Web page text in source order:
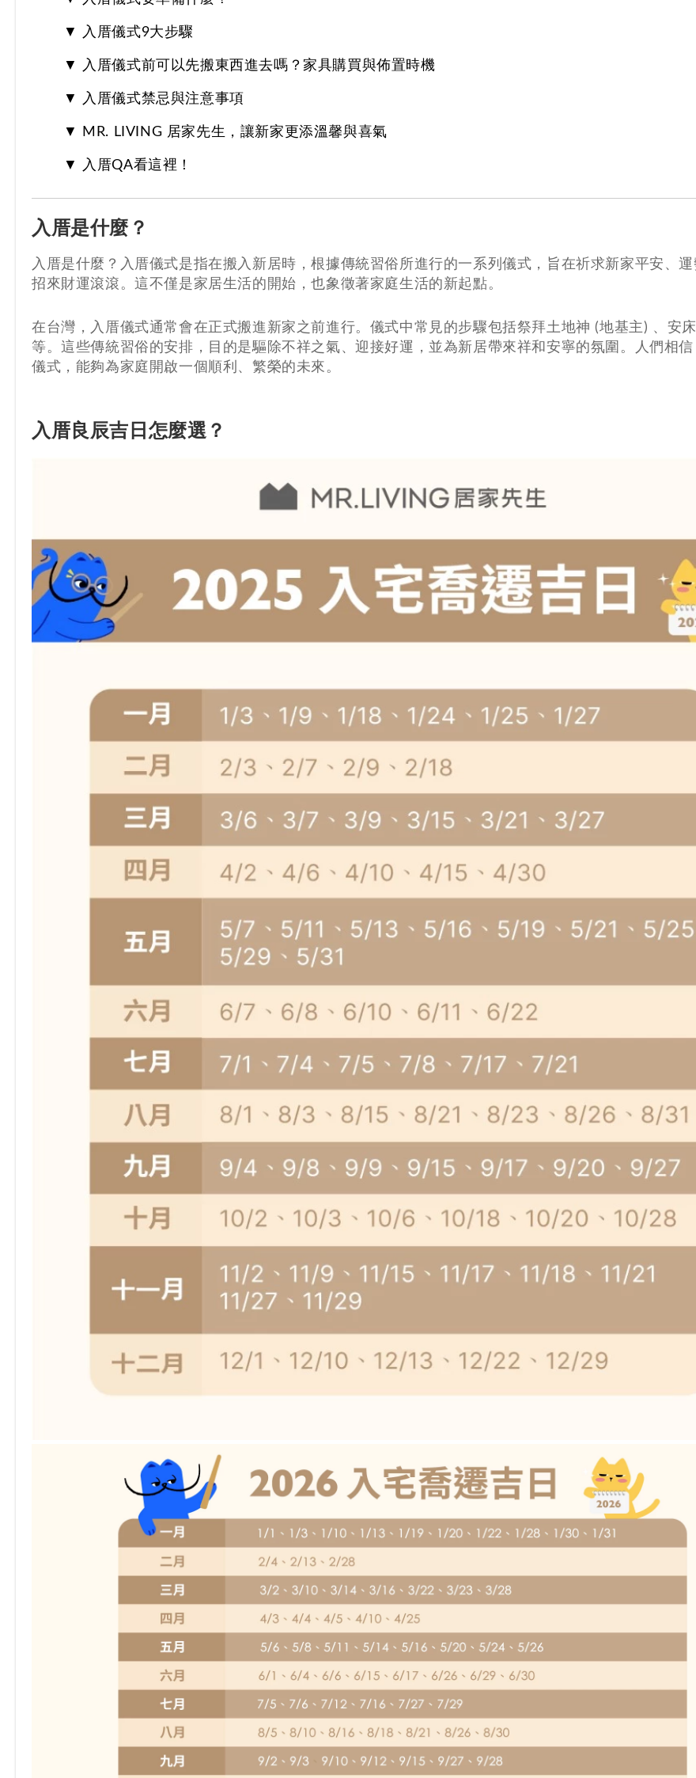
▼ 入厝儀式9大步驟
▼ 入厝儀式前可以先搬東西進去嗎？家具購買與佈置時機
▼ 入厝儀式禁忌與注意事項
▼ MR. LIVING 居家先生，讓新家更添溫馨與喜氣
▼ 入厝QA看這裡！
入厝是什麼？
入厝是什麼？入厝儀式是指在搬入新居時，根據傳統習俗所進行的一系列儀式，旨在祈求新家平安、
招來財運滾滾。這不僅是家居生活的開始，也象徵著家庭生活的新起點。
在台灣，入厝儀式通常會在正式搬進新家之前進行。儀式中常見的步驟包括祭拜土地神 (地基主) 、安
等。這些傳統習俗的安排，目的是驅除不祥之氣、迎接好運，並為新居帶來祥和安寧的氛圍。人們相
儀式，能夠為家庭開啟一個順利、繁榮的未來。
入厝良辰吉日怎麼選？